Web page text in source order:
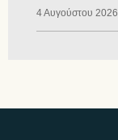
4 Αυγούστου 2026